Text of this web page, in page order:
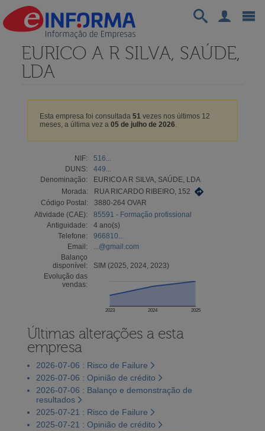
EURICO A R SILVA, SAÚDE,
LDA
Esta empresa foi consultada 51vezes nos últimos 12
meses, a última vez a 05 de julho de 2026.
NIF:
516...
DUNS:
449...
Denominação:
EURICO A R SILVA, SAÚDE, LDA
Morada:
RUA RICARDO RIBEIRO, 152
Código Postal:
3880-264 OVAR
Atividade (CAE):
85591 - Formação profissional
Antiguidade:
4 ano(s)
Telefone:
966810...
Email:
...@gmail.com
Balanço
disponível:
SIM (2025, 2024, 2023)
Evolução das
vendas:
2023 2024 2025
Últimas alterações a esta
empresa
2026-07-06 : Risco de Failure
2026-07-06 : Opinião de crédito
2026-07-06 : Balanço e demonstração de
resultados
2025-07-21 : Risco de Failure
2025-07-21 : Opinião de crédito